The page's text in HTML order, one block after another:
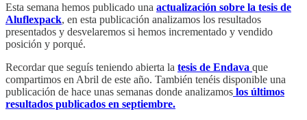
Esta semana hemos publicado una actualización sobre la tesis de
Aluflexpack, en esta publicación analizamos los resultados
presentados y desvelaremos si hemos incrementado y vendido
posición y porqué.
Recordar que seguís teniendo abierta la tesis de Endava que
compartimos en Abril de este año. También tenéis disponible una
publicación de hace unas semanas donde analizamos los últimos
resultados publicados en septiembre.